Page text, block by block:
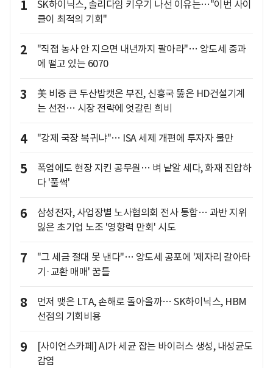
1
SK하이닉스, 솔리다임 키우기 나선 이유는…"이번 사이
클이 최적의 기회"
2
"직접 농사 안 지으면 내년까지 팔아라"… 양도세 중과
에 떨고 있는 6070
3
美 비중 큰 두산밥캣은 부진, 신흥국 뚫은 HD건설기계
는 선전… 시장 전략에 엇갈린 희비
4 "강제 국장 복귀냐"… ISA 세제 개편에 투자자 불만
5
폭염에도 현장 지킨 공무원… 벼 낱알 세다, 화재 진압하
다 '풀썩'
6
삼성전자, 사업장별 노사협의회 전사 통합… 과반 지위
잃은 초기업 노조 '영향력 만회' 시도
7
"그 세금 절대 못 낸다"… 양도세 공포에 '제자리 갈아타
기·교환 매매' 꿈틀
8
먼저 맺은 LTA, 손해로 돌아올까… SK하이닉스, HBM
선점의 기회비용
9
[사이언스카페] AI가 세균 잡는 바이러스 생성, 내성균도
감염